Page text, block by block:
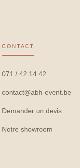
CONTACT
071 / 42 14 42
contact@abh-event.be
Demander un devis
Notre showroom